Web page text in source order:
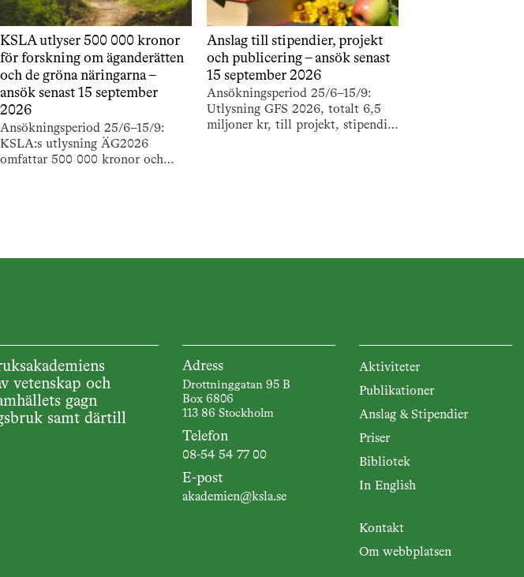
KSLA utlyser 500 000 kronor
för forskning om äganderätten
och de gröna näringarna –
ansök senast 15 september
2026
Ansökningsperiod 25/6–15/9:
KSLA:s utlysning ÄG2026
omfattar 500 000 kronor och
Anslag till stipendier, projekt
och publicering – ansök senast
15 september 2026
Ansökningsperiod 25/6–15/9:
Utlysning GFS 2026, totalt 6,5
miljoner kr, till projekt, stipendier
vetenskap och
gagn
samt därtill
Adress
Drottninggatan 95 B
Box 6806
113 86 Stockholm
Telefon
08-54 54 77 00
E-post
akademien@ksla.se
Aktiviteter
Publikationer
Anslag & Stipendier
Priser
Bibliotek
In English
Kontakt
Om webbplatsen